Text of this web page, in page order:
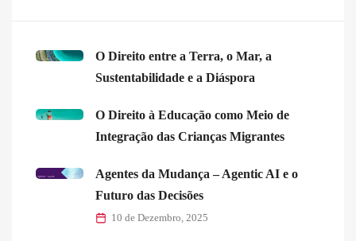
O Direito entre a Terra, o Mar, a
Sustentabilidade e a Diáspora
O Direito à Educação como Meio de
Integração das Crianças Migrantes
Agentes da Mudança – Agentic AI e o
Futuro das Decisões
10 de Dezembro, 2025